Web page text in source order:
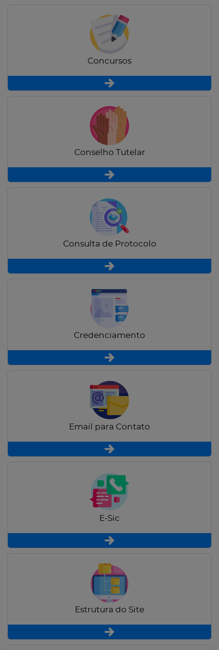
Concursos
Conselho Tutelar
Consulta de Protocolo
Credenciamento
Email para Contato
E-Sic
Estrutura do Site